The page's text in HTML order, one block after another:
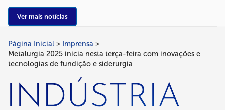
Ver mais notícias
Trilha
de
navegação
Página Inicial
Imprensa
Metalurgia 2025 inicia nesta terça-feira com inovações e
tecnologias de fundição e siderurgia